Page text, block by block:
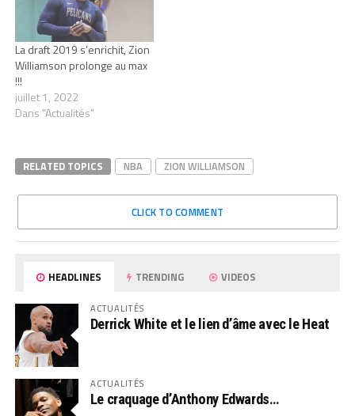
La draft 2019 s’enrichit, Zion
Williamson prolonge au max
!!!
juillet 1, 2022
Dans "Actualités"
RELATED TOPICS NBA ZION WILLIAMSON
CLICK TO COMMENT
HEADLINES TRENDING VIDEOS
ACTUALITÉS
Derrick White et le lien d’âme avec le Heat
ACTUALITÉS
Le craquage d’Anthony Edwards…